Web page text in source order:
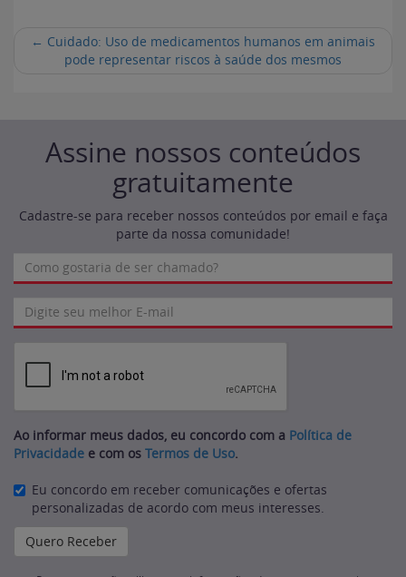
← Cuidado: Uso de medicamentos humanos em animais
pode representar riscos à saúde dos mesmos
Assine nossos conteúdos
gratuitamente
Cadastre-se para receber nossos conteúdos por email e faça
parte da nossa comunidade!
Ao informar meus dados, eu concordo com a Política de
Privacidade e com os Termos de Uso.
Eu concordo em receber comunicações e ofertas
personalizadas de acordo com meus interesses.